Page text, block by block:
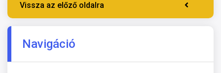
Vissza az előző oldalra
Navigáció